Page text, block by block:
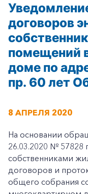
договоров
помещений
доме по
пр. 60 лет
8 АПРЕЛЯ 2020
На основании
26.03.2020 № 57828
собственниками
договоров и
общего собрания